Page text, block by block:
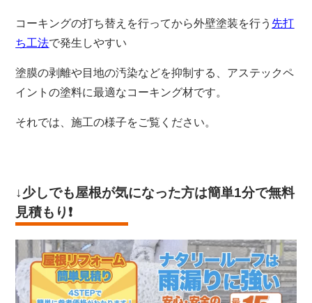
コーキングの打ち替えを行ってから外壁塗装を行う 先打
ち工法で発生しやすい
塗膜の剥離や目地の汚染などを抑制する、アステックペ
イントの塗料に最適なコーキング材です。
それでは、施工の様子をご覧ください。
↓少しでも屋根が気になった方は簡単1分で無料
見積もり ❗️